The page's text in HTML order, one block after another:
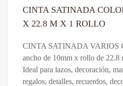
CINTA SATINADA
X 22.8 M X 1 ROLLO
CINTA SATINADA VARIOS
ancho de 10mm x rollo de
Ideal para lazos, decoración,
regalos, detalles, recuerdos,